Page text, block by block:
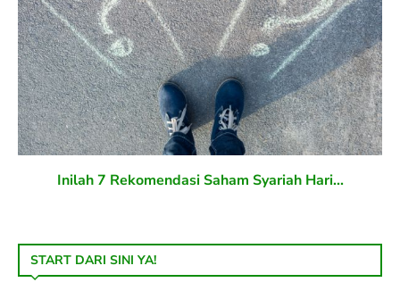
Inilah 7 Rekomendasi Saham Syariah Hari...
START DARI SINI YA!